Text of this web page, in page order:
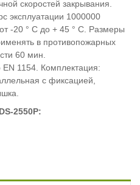
скоростей закрывания.
эксплуатации 1000000
-20 ° С до + 45 ° С. Размеры
в противопожарных
60 мин.
1154. Комплектация:
с фиксацией,
DS-2550P: